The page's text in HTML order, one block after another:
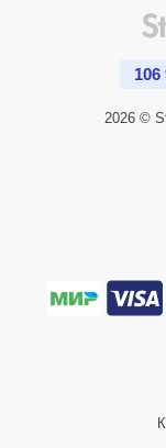
106
2026 ©